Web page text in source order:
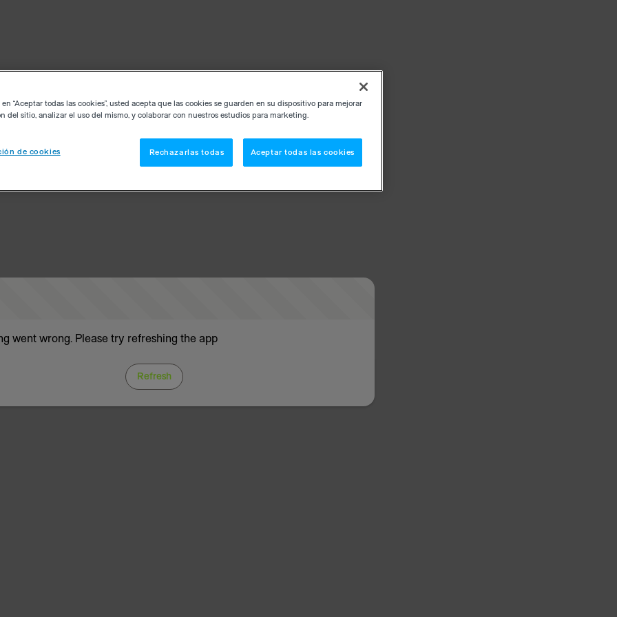
went wrong. Please try refreshing the app
Refresh
“Aceptar todas las cookies”, usted acepta que las cookies se guarden en su dispositivo para mejorar
del sitio, analizar el uso del mismo, y colaborar con nuestros estudios para marketing.
de cookies Rechazarlas todas Aceptar todas las cookies